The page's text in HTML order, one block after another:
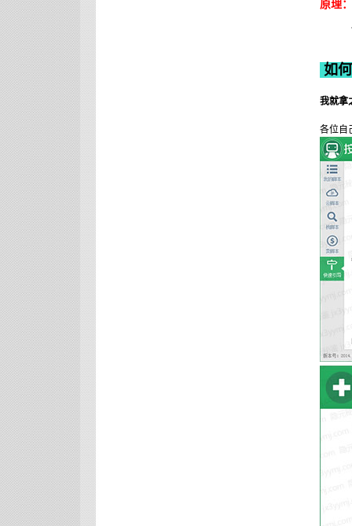
原理
如
我就拿
各位自